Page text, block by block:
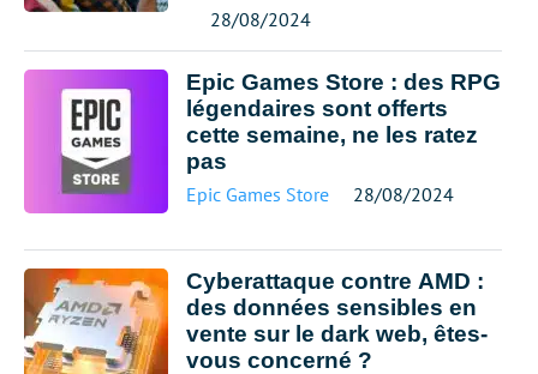
28/08/2024
Epic Games Store : des RPG
légendaires sont offerts
cette semaine, ne les ratez
pas
Epic Games Store 28/08/2024
Cyberattaque contre AMD :
des données sensibles en
vente sur le dark web, êtes-
vous concerné ?